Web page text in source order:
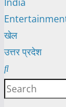
खेल
उत्तर प्रदेश